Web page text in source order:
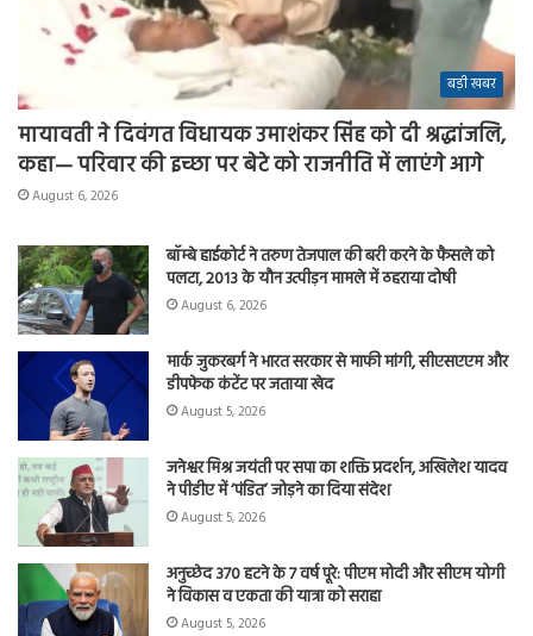
बड़ी खबर
मायावती ने दिवंगत विधायक उमाशंकर सिंह को दी श्रद्धांजलि,
कहा— परिवार की इच्छा पर बेटे को राजनीति में लाएंगे आगे
August 6, 2026
बॉम्बे हाईकोर्ट ने तरुण तेजपाल की बरी करने के फैसले को
पलटा, 2013 के यौन उत्पीड़न मामले में ठहराया दोषी
August 6, 2026
मार्क जुकरबर्ग ने भारत सरकार से माफी मांगी, सीएसएएम और
डीपफेक कंटेंट पर जताया खेद
August 5, 2026
जनेश्वर मिश्र जयंती पर सपा का शक्ति प्रदर्शन, अखिलेश यादव
ने पीडीए में ‘पंडित’ जोड़ने का दिया संदेश
August 5, 2026
अनुच्छेद 370 हटने के 7 वर्ष पूरे: पीएम मोदी और सीएम योगी
ने विकास व एकता की यात्रा को सराहा
August 5, 2026